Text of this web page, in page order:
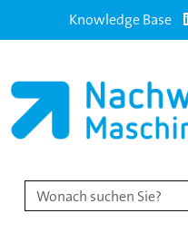
Knowledge Base